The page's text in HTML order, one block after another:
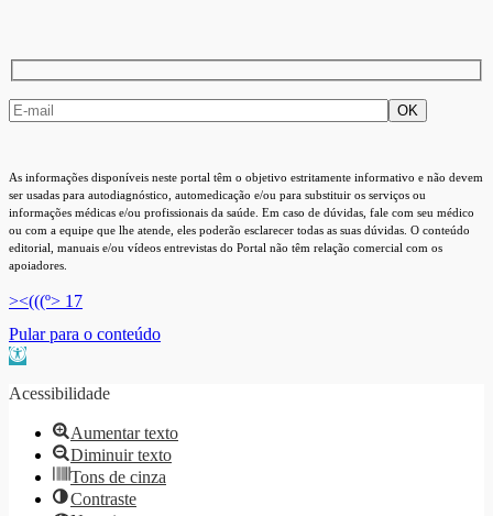
As informações disponíveis neste portal têm o objetivo estritamente informativo e não devem
ser usadas para autodiagnóstico, automedicação e/ou para substituir os serviços ou
informações médicas e/ou profissionais da saúde. Em caso de dúvidas, fale com seu médico
ou com a equipe que lhe atende, eles poderão esclarecer todas as suas dúvidas. O conteúdo
editorial, manuais e/ou vídeos entrevistas do Portal não têm relação comercial com os
apoiadores.
><(((º> 17
Pular para o conteúdo
Barra de Ferramentas Aberta
Acessibilidade
Aumentar texto
Diminuir texto
Tons de cinza
Contraste